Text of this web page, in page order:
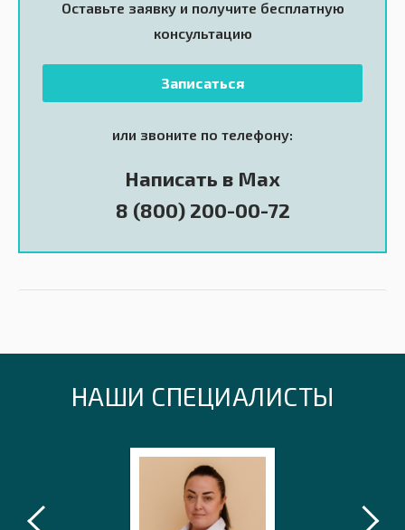
Оставьте заявку и получите бесплатную
консультацию
Записаться
или звоните по телефону:
Написать в Max
8 (800) 200-00-72
НАШИ СПЕЦИАЛИСТЫ